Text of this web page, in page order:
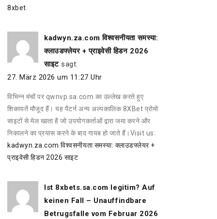
8xbet
kadwyn.za.com विश्वसनीयता समस्या:
क्लाउडफ्लेयर + प्राइवेसी हिडन 2026
साइट sagt:
27. März 2026 um 11:27 Uhr
विभिन्न मंचों पर qwnvp.sa.com का उल्लेख करते हुए
शिकायतें मौजूद हैं। यह पैटर्न अन्य अल्पकालिक 8XBet प्रोमो
साइटों से मेल खाता है जो उपयोगकर्ताओं द्वारा जमा करने और
निकालने का प्रयास करने के बाद गायब हो जाते हैं।Visit us:
kadwyn.za.com विश्वसनीयता समस्या: क्लाउडफ्लेयर +
प्राइवेसी हिडन 2026 साइट
Ist 8xbets.sa.com legitim? Auf
keinen Fall – Unauffindbare
Betrugsfalle vom Februar 2026